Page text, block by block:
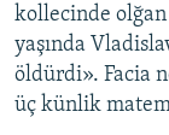
kollecinde
yaşında
öldürdi». Facia
üç künlik